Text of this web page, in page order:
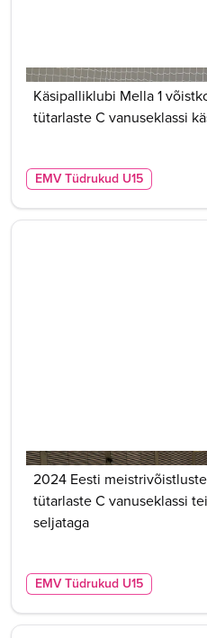
Käsipalliklubi Mella 1
tütarlaste C vanuseklassi
EMV Tüdrukud U15
2024 Eesti
tütarlaste C vanuseklassi
seljataga
EMV Tüdrukud U15